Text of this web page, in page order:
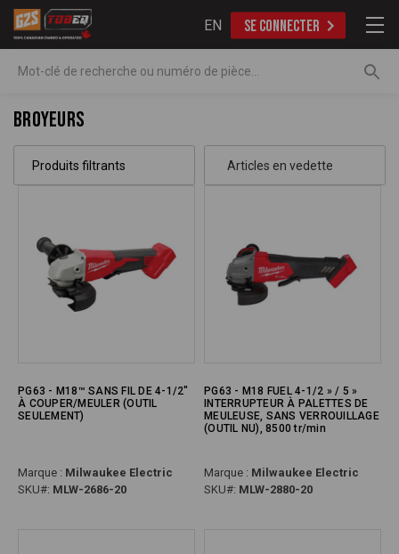
EN SE CONNECTER
Broyeurs
Produits filtrants
PG63 - M18™ SANS FIL DE 4-1/2"
À COUPER/MEULER (OUTIL
SEULEMENT)
Marque : Milwaukee Electric
SKU#: MLW-2686-20
PG63 - M18 FUEL 4-1/2 » / 5 »
INTERRUPTEUR À PALETTES DE
MEULEUSE, SANS VERROUILLAGE
(OUTIL NU), 8500 tr/min
Marque : Milwaukee Electric
SKU#: MLW-2880-20